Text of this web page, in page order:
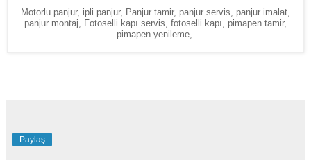
Motorlu panjur, ipli panjur, Panjur tamir, panjur servis, panjur imalat,
panjur montaj, Fotoselli kapı servis, fotoselli kapı, pimapen tamir,
pimapen yenileme,
Paylaş